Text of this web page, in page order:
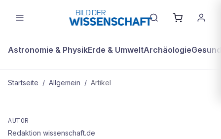
Astronomie & PhysikErde & UmweltArchäologie
Startseite / Allgemein / Artikel
Diabetes bei Affen geheilt
AUTOR
Redaktion wissenschaft.de